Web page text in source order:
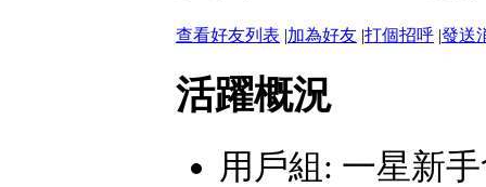
查看好友列表 |加為好友 |打個招呼 |發送
活躍概況
用戶組: 一星新